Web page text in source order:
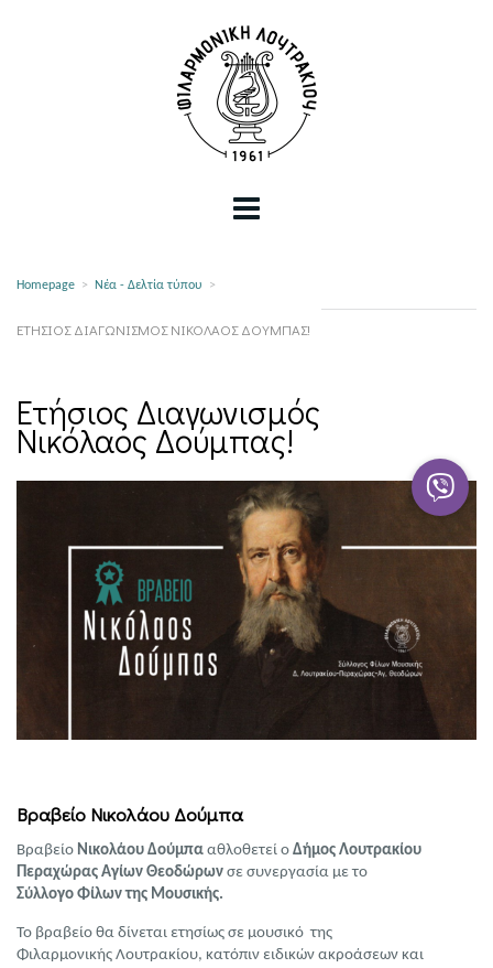
Homepage > Νέα - Δελτία τύπου >
ΕΤΉΣΙΟΣ ΔΙΑΓΩΝΙΣΜΌΣ ΝΙΚΌΛΑΟΣ ΔΟΎΜΠΑΣ!
Ετήσιος Διαγωνισμός
Νικόλαος Δούμπας!
Βραβείο Νικολάου Δούμπα
Βραβείο Νικολάου Δούμπα αθλοθετεί ο Δήμος Λουτρακίου
Περαχώρας Αγίων Θεοδώρων σε συνεργασία με το
Σύλλογο Φίλων της Μουσικής.
Το βραβείο θα δίνεται ετησίως σε μουσικό της
Φιλαρμονικής Λουτρακίου, κατόπιν ειδικών ακροάσεων και